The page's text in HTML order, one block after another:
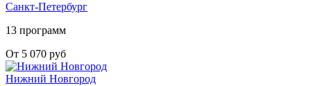
Санкт-Петербург
13 программ
От 5 070 руб
Нижний Новгород